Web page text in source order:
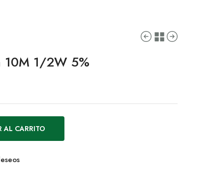
10M 1/2W 5%
AL CARRITO